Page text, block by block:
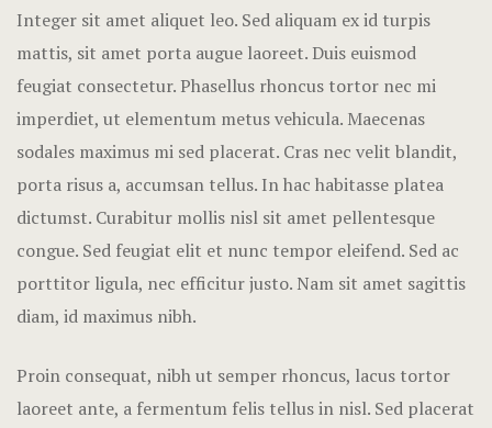
Integer sit amet aliquet leo. Sed aliquam ex id turpis
mattis, sit amet porta augue laoreet. Duis euismod
feugiat consectetur. Phasellus rhoncus tortor nec mi
imperdiet, ut elementum metus vehicula. Maecenas
sodales maximus mi sed placerat. Cras nec velit blandit,
porta risus a, accumsan tellus. In hac habitasse platea
dictumst. Curabitur mollis nisl sit amet pellentesque
congue. Sed feugiat elit et nunc tempor eleifend. Sed ac
porttitor ligula, nec efficitur justo. Nam sit amet sagittis
diam, id maximus nibh.
Proin consequat, nibh ut semper rhoncus, lacus tortor
laoreet ante, a fermentum felis tellus in nisl. Sed placerat
Offers
Rooms
Rooms
Rooms